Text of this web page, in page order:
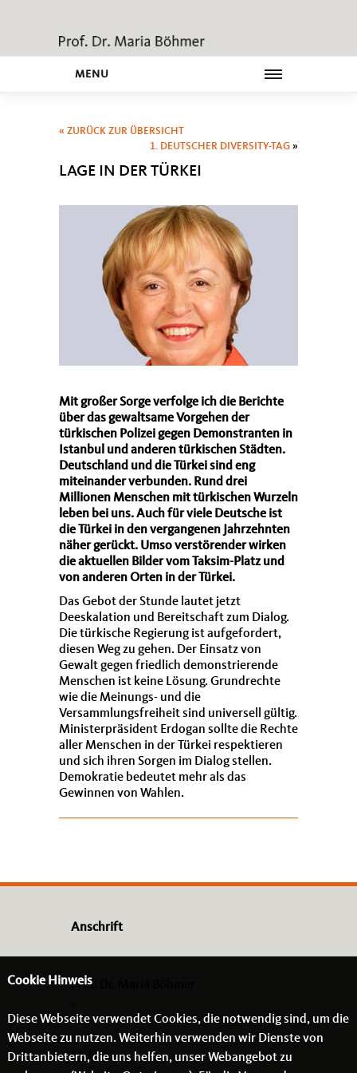
MENU
« ZURÜCK ZUR ÜBERSICHT
1. DEUTSCHER DIVERSITY-TAG »
LAGE IN DER TÜRKEI
Mit großer Sorge verfolge ich die Berichte
über das gewaltsame Vorgehen der
türkischen Polizei gegen Demonstranten in
Istanbul und anderen türkischen Städten.
Deutschland und die Türkei sind eng
miteinander verbunden. Rund drei
Millionen Menschen mit türkischen Wurzeln
leben bei uns. Auch für viele Deutsche ist
die Türkei in den vergangenen Jahrzehnten
näher gerückt. Umso verstörender wirken
die aktuellen Bilder vom Taksim-Platz und
von anderen Orten in der Türkei.
Das Gebot der Stunde lautet jetzt
Deeskalation und Bereitschaft zum Dialog.
Die türkische Regierung ist aufgefordert,
diesen Weg zu gehen. Der Einsatz von
Gewalt gegen friedlich demonstrierende
Menschen ist keine Lösung. Grundrechte
wie die Meinungs- und die
Versammlungsfreiheit sind universell gültig.
Ministerpräsident Erdogan sollte die Rechte
aller Menschen in der Türkei respektieren
und sich ihren Sorgen im Dialog stellen.
Demokratie bedeutet mehr als das
Gewinnen von Wahlen.
Anschrift
Prof. Dr. Maria Böhmer
- -
Links
Cookie Hinweis
Diese Webseite verwendet Cookies, die notwendig sind, um die
Webseite zu nutzen. Weiterhin verwenden wir Dienste von
Drittanbietern, die uns helfen, unser Webangebot zu